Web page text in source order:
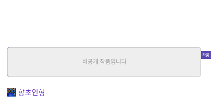
| 향초인형
향초인형